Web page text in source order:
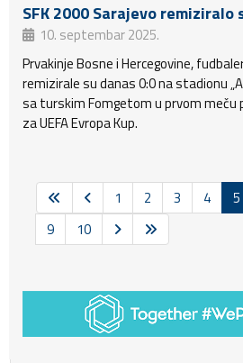
SFK 2000 Sarajevo remiziralo
10. septembar 2025.
Prvakinje Bosne i Hercegovine,
remizirale su danas 0:0 na stadionu
sa turskim Fomgetom u prvom meču
za UEFA Evropa Kup.
1 2 3 4 5
9
10